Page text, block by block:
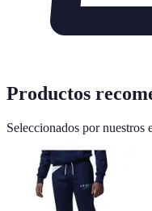
Productos
Seleccionados por nuestros